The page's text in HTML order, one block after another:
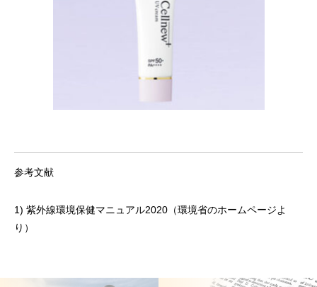
参考文献
1) 紫外線環境保健マニュアル2020（環境省のホームページよ
り）